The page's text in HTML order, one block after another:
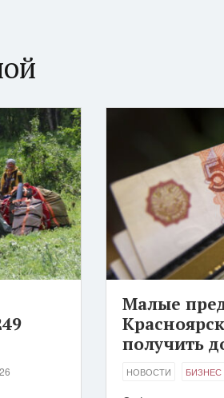
Малые
получить
НОВОСТИ БИЗНЕС